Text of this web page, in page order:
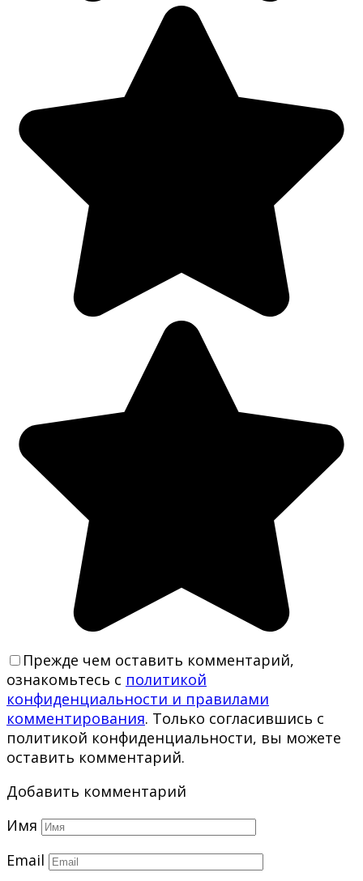
Прежде чем оставить комментарий,
ознакомьтесь с политикой
конфиденциальности и правилами
комментирования. Только согласившись с
политикой конфиденциальности, вы можете
оставить комментарий.
Добавить комментарий
Имя
Email